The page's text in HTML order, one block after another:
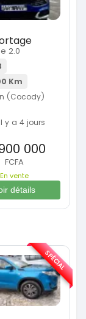
2.0
Km
(Cocody)
y a 4 jours
000
FCFA
En vente
détails
SPÉCIAL